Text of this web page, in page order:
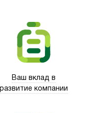
Ваш вклад в
развитие компании